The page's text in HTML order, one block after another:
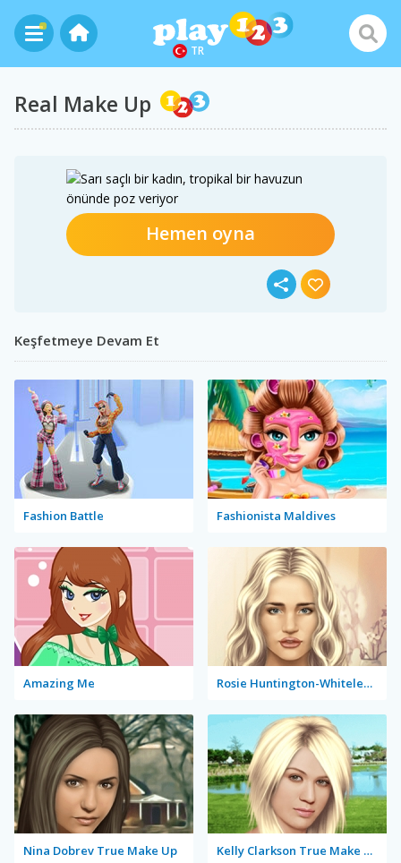
TR
Real Make Up
Hemen oyna
Keşfetmeye Devam Et
Fashion Battle Fashionista Maldives
Amazing Me Rosie Huntington-Whiteley True Make Up
Nina Dobrev True Make Up Kelly Clarkson True Make Up